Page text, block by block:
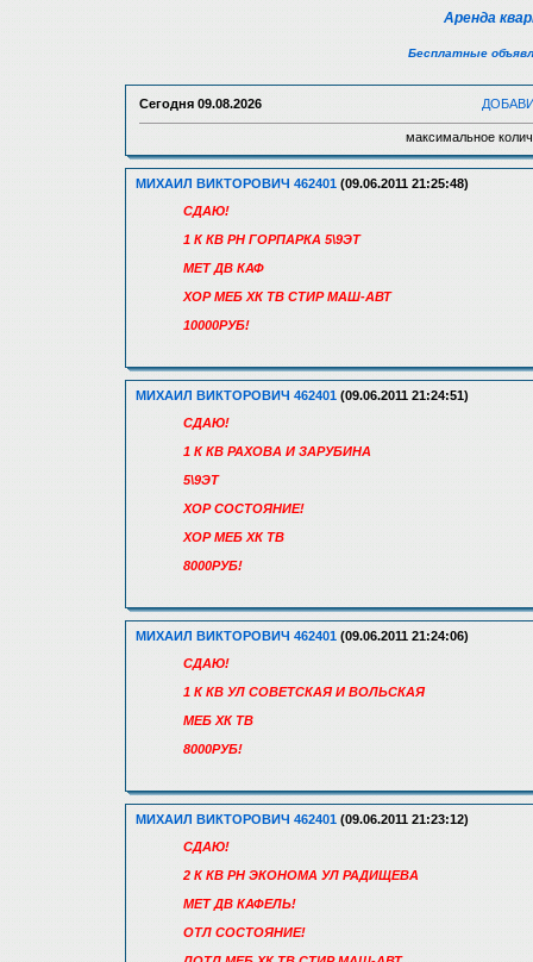
Аренда
Бесплатные
Сегодня 09.08.2026
максимальное
МИХАИЛ ВИКТОРОВИЧ 462401 (09.06.2011 21:25:48)
СДАЮ!
1 К КВ РН ГОРПАРКА 5\9ЭТ
МЕТ ДВ КАФ
ХОР МЕБ ХК ТВ СТИР МАШ-АВТ
10000РУБ!
МИХАИЛ ВИКТОРОВИЧ 462401 (09.06.2011 21:24:51)
СДАЮ!
1 К КВ РАХОВА И ЗАРУБИНА
5\9ЭТ
ХОР СОСТОЯНИЕ!
ХОР МЕБ ХК ТВ
8000РУБ!
МИХАИЛ ВИКТОРОВИЧ 462401 (09.06.2011 21:24:06)
СДАЮ!
1 К КВ УЛ СОВЕТСКАЯ И ВОЛЬСКАЯ
МЕБ ХК ТВ
8000РУБ!
МИХАИЛ ВИКТОРОВИЧ 462401 (09.06.2011 21:23:12)
СДАЮ!
2 К КВ РН ЭКОНОМА УЛ РАДИЩЕВА
МЕТ ДВ КАФЕЛЬ!
ОТЛ СОСТОЯНИЕ!